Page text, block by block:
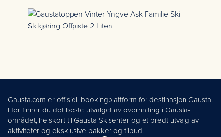
Gausta.com er offisiell bookingplattform for destinasjon Gausta.
Her finner du det beste utvalget av overnatting i Gausta-
området, heiskort til Gausta Skisenter og et bredt utvalg av
aktiviteter og eksklusive pakker og tilbud.